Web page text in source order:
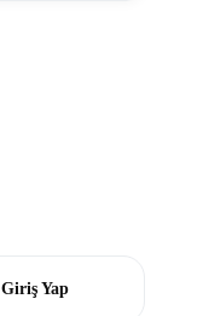
Giriş Yap